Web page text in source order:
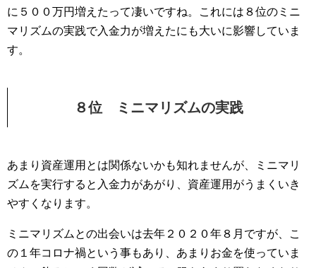
に５００万円増えたって凄いですね。これには８位のミニ
マリズムの実践で入金力が増えたにも大いに影響していま
す。
８位 ミニマリズムの実践
あまり資産運用とは関係ないかも知れませんが、ミニマリ
ズムを実行すると入金力があがり、資産運用がうまくいき
やすくなります。
ミニマリズムとの出会いは去年２０２０年８月ですが、こ
の１年コロナ禍という事もあり、あまりお金を使っていま